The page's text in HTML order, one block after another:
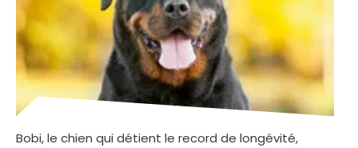
Bobi, le chien qui détient le record de longévité,